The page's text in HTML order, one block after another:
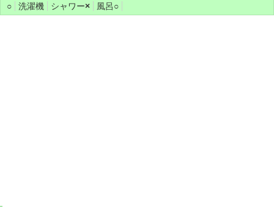
○
洗濯機 シャワー× 風呂○